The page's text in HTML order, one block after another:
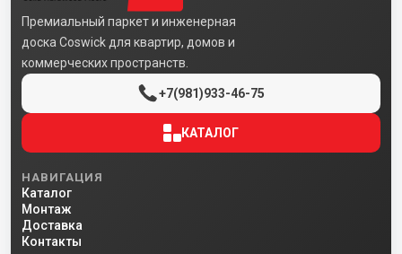
Премиальный паркет и инженерная
доска Coswick для квартир, домов и
коммерческих пространств.
+7(981)933-46-75
КАТАЛОГ
НАВИГАЦИЯ
Каталог
Монтаж
Доставка
Контакты